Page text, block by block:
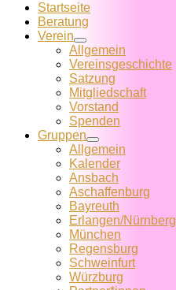
Startseite
Beratung
Verein
Allgemein
Vereins­geschichte
Satzung
Mitglied­schaft
Vorstand
Spenden
Gruppen
Allgemein
Kalender
Ansbach
Aschaffenburg
Bayreuth
Erlangen/Nürnberg
München
Regensburg
Schweinfurt
Würzburg